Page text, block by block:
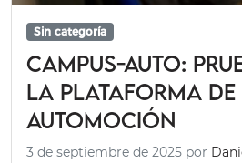
Sin categoría
Campus-auto:
la plataforma de
automoción
3 de septiembre de 2025 por